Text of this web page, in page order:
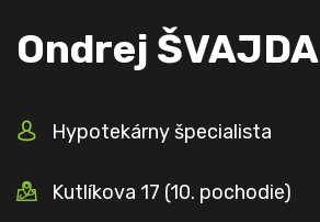
Ondrej ŠVAJDA
Hypotekárny špecialista
Kutlíkova 17 (10. pochodie)